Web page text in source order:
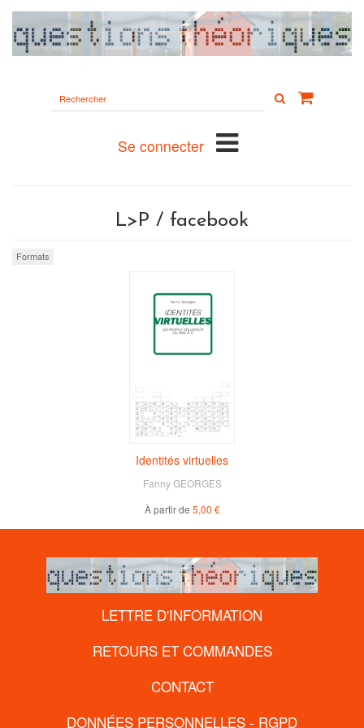
le
Se connecter
L>P / facebook
Formats
Identités virtuelles
Fanny GEORGES
À partir de 5,00 €
LETTRE D'INFORMATION
RETOURS ET COMMANDES
CONTACT
DONNÉES PERSONNELLES - RGPD